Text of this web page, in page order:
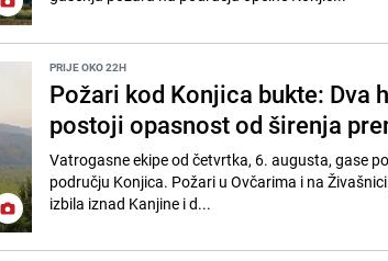
PRIJE OKO 22H
Požari kod Konjica bukte: Dva
postoji opasnost od širenja
Vatrogasne ekipe od četvrtka, 6. augusta, gase
području Konjica. Požari u Ovčarima i na
izbila iznad Kanjine i d...